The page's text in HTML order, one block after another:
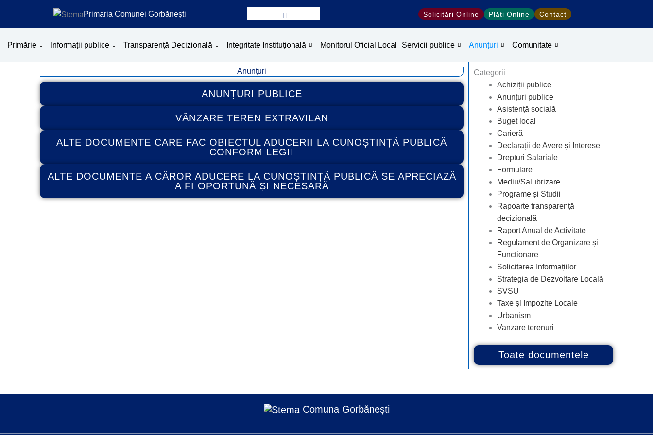
conținut
Primaria Comunei Gorbănești Solicitări Online Plăți Online Contact
Primărie Informații publice Transparență Decizională Integritate Instituțională Monitorul Oficial Local Servicii publice Anunțuri Comunitate
Anunțuri
ANUNȚURI PUBLICE
VÂNZARE TEREN EXTRAVILAN
ALTE DOCUMENTE CARE FAC OBIECTUL ADUCERII LA CUNOȘTINȚĂ PUBLICĂ
CONFORM LEGII
ALTE DOCUMENTE A CĂROR ADUCERE LA CUNOȘTINȚĂ PUBLICĂ SE APRECIAZĂ
A FI OPORTUNĂ ȘI NECESARĂ
Categorii
Achiziții publice
Anunțuri publice
Asistență socială
Buget local
Carieră
Declarații de Avere și Interese
Drepturi Salariale
Formulare
Mediu/Salubrizare
Programe și Studii
Rapoarte transparență
decizională
Raport Anual de Activitate
Regulament de Organizare și
Funcționare
Solicitarea Informațiilor
Strategia de Dezvoltare Locală
SVSU
Taxe și Impozite Locale
Urbanism
Vanzare terenuri
Toate documentele
Comuna Gorbănești